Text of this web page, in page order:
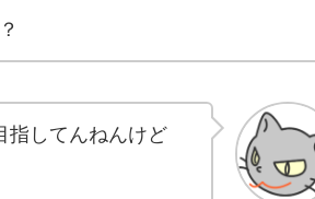
指してんねんけど